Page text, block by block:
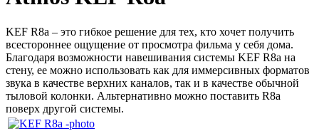
KEF R8a – это гибкое решение для тех, кто хочет получить
всестороннее ощущение от просмотра фильма у себя дома.
Благодаря возможности навешивания системы KEF R8a на
стену, ее можно использовать как для иммерсивных форматов
звука в качестве верхних каналов, так и в качестве обычной
тыловой колонки. Альтернативно можно поставить R8a
поверх другой системы.